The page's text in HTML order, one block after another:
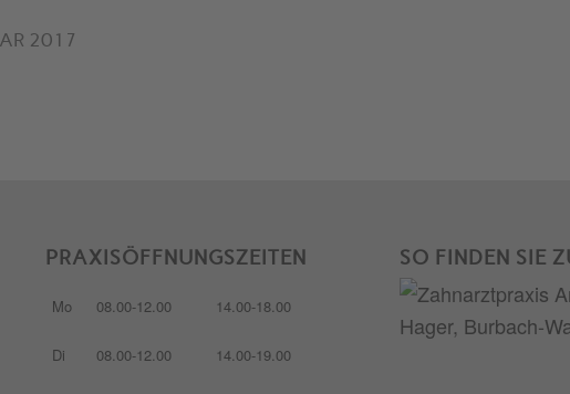
2017
PRAXISÖFFNUNGSZEITEN
Mo 08.00-12.00 14.00-18.00
Di 08.00-12.00 14.00-19.00
SO FINDEN SIE